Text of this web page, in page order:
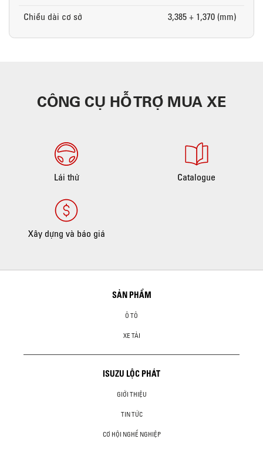
Chiều dài cơ sở
3,385 + 1,370 (mm)
CÔNG CỤ HỖ TRỢ MUA XE
Lái thử Catalogue
Xây dựng và báo giá
SẢN PHẨM
Ô TÔ
XE TẢI
ISUZU LỘC PHÁT
GIỚI THIỆU
TIN TỨC
CƠ HỘI NGHỀ NGHIỆP